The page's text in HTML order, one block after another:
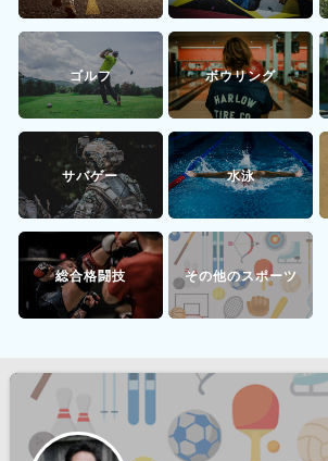
ゴルフ ボウリング
サバゲー 水泳
総合格闘技 その他のスポーツ